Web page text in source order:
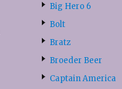
Big Hero 6
Bolt
Bratz
Broeder Beer
Captain America